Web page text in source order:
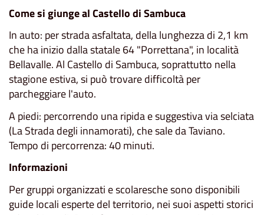
Come si giunge al Castello di Sambuca
In auto: per strada asfaltata, della lunghezza di 2,1 km
che ha inizio dalla statale 64 "Porrettana", in località
Bellavalle. Al Castello di Sambuca, soprattutto nella
stagione estiva, si può trovare difficoltà per
parcheggiare l'auto.
A piedi: percorrendo una ripida e suggestiva via selciata
(La Strada degli innamorati), che sale da Taviano.
Tempo di percorrenza: 40 minuti.
Informazioni
Per gruppi organizzati e scolaresche sono disponibili
guide locali esperte del territorio, nei suoi aspetti storici